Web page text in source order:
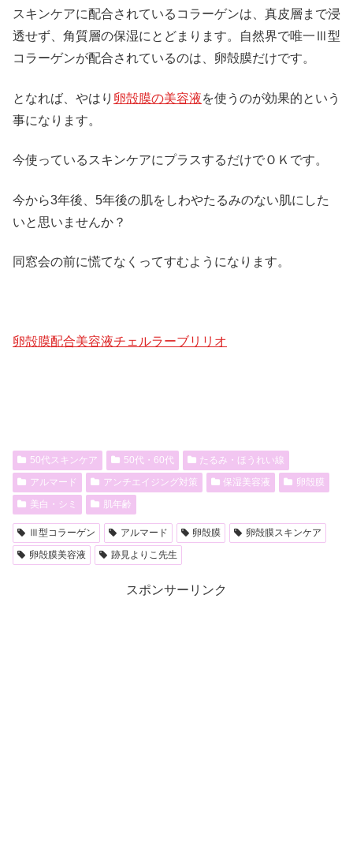
スキンケアに配合されているコラーゲンは、真皮層まで浸
透せず、角質層の保湿にとどまります。自然界で唯一Ⅲ型
コラーゲンが配合されているのは、卵殻膜だけです。
となれば、やはり 卵殻膜の美容液を使うのが効果的という
事になります。
今使っているスキンケアにプラスするだけでＯＫです。
今から3年後、5年後の肌をしわやたるみのない肌にした
いと思いませんか？
同窓会の前に慌てなくってすむようになります。
卵殻膜配合美容液チェルラーブリリオ
50代スキンケア 50代・60代
たるみ・ほうれい線
アルマード
アンチエイジング対策 保湿美容液
卵殻膜
美白・シミ
肌年齢
Ⅲ型コラーゲン アルマード 卵殻膜
卵殻膜スキンケア
卵殻膜美容液
跡見よりこ先生
スポンサーリンク